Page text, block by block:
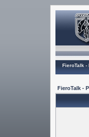
FieroTalk -
FieroTalk -